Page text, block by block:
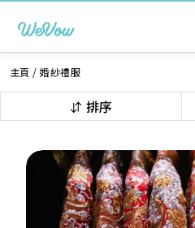
主頁 /婚紗禮服
排序